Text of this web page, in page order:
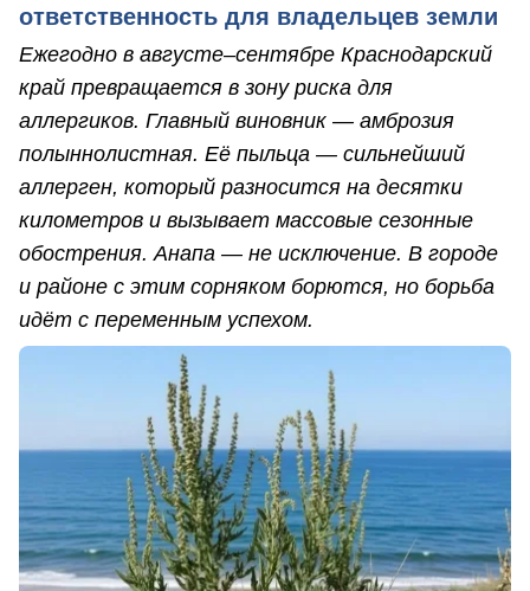
ответственность для владельцев земли
Ежегодно в августе–сентябре Краснодарский
край превращается в зону риска для
аллергиков. Главный виновник — амброзия
полыннолистная. Её пыльца — сильнейший
аллерген, который разносится на десятки
километров и вызывает массовые сезонные
обострения. Анапа — не исключение. В городе
и районе с этим сорняком борются, но борьба
идёт с переменным успехом.